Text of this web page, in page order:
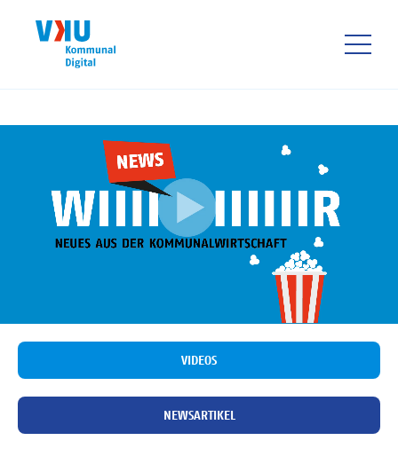
VIDEOS
NEWSARTIKEL